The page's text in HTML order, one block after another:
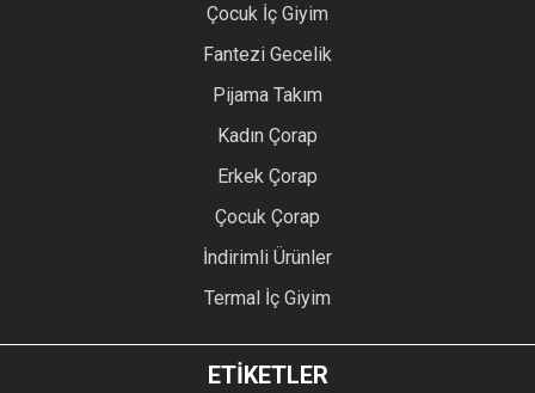
Çocuk İç Giyim
Fantezi Gecelik
Pijama Takım
Kadın Çorap
Erkek Çorap
Çocuk Çorap
İndirimli Ürünler
Termal İç Giyim
ETİKETLER